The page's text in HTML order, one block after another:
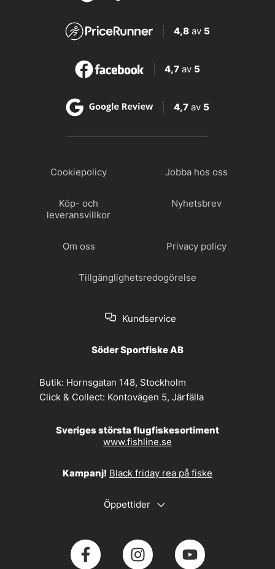
4,8 av 5
4,7 av 5
4,7 av 5
Cookiepolicy Jobba hos oss
Köp- och
leveransvillkor
Nyhetsbrev
Om oss Privacy policy
Tillgänglighetsredogörelse
Kundservice
Söder Sportfiske AB
Butik: Hornsgatan 148, Stockholm
Click & Collect: Kontovägen 5, Järfälla
Sveriges största flugfiskesortiment
www.fishline.se
Kampanj! Black friday rea på fiske
Öppettider